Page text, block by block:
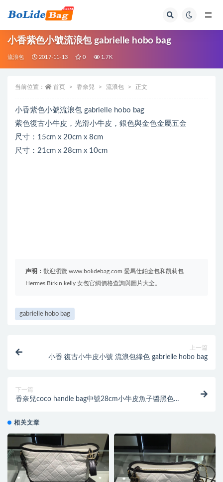
小香紫色小號流浪包 gabrielle hobo bag
流浪包 2017-11-13 0 1.7K
当前位置： 首页 香奈兒 流浪包 正文
小香紫色小號流浪包 gabrielle hobo bag
紫色復古小牛皮，光滑小牛皮，銀色與金色金屬五金
尺寸：15cm x 20cm x 8cm
尺寸：21cm x 28cm x 10cm
声明： 歡迎瀏覽 www.bolidebag.com 愛馬仕鉑金包和凱莉包
Hermes Birkin kelly 女包官網價格查詢與圖片大全。
gabrielle hobo bag
上一篇
小香 復古小牛皮小號 流浪包綠色 gabrielle hobo bag
下一篇
香奈兒coco handle bag中號28cm小牛皮魚子醬黑色復
相关文章